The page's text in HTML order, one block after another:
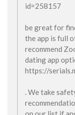
id=258157
be great for
the app is full
recommend
dating app
https://
. We take